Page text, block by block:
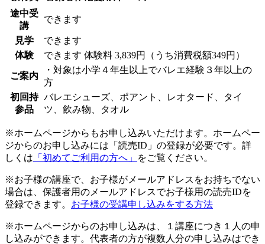
途中受
講
できます
見学
できます
体験
できます 体験料 3,839円（うち消費税額349円）
ご案内
・対象は小学４年生以上でバレエ経験３年以上の
方
初回持
参品
バレエシューズ、ポアント、レオタード、タイ
ツ、飲み物、タオル
※ホームページからもお申し込みいただけます。ホームペー
ジからのお申し込みには「読売ID」の登録が必要です。詳
しくは 「初めてご利用の方へ」 をご覧ください。
※お子様の講座で、お子様がメールアドレスをお持ちでない
場合は、保護者用のメールアドレスでお子様用の読売IDを
登録できます。 お子様の受講申し込みをする方法
※ホームページからのお申し込みは、１講座につき１人の申
し込みができます。代表者の方が複数人分の申し込みはでき